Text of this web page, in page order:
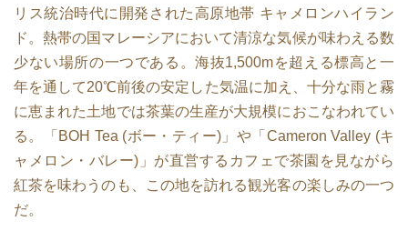
リス統治時代に開発された高原地帯 キャメロンハイラン
ド。熱帯の国マレーシアにおいて清涼な気候が味わえる数
少ない場所の一つである。海抜1,500mを超える標高と一
年を通して20℃前後の安定した気温に加え、十分な雨と霧
に恵まれた土地では茶葉の生産が大規模におこなわれてい
る。「BOH Tea (ボー・ティー)」や「Cameron Valley (キ
ャメロン・バレー)」が直営するカフェで茶園を見ながら
紅茶を味わうのも、この地を訪れる観光客の楽しみの一つ
だ。